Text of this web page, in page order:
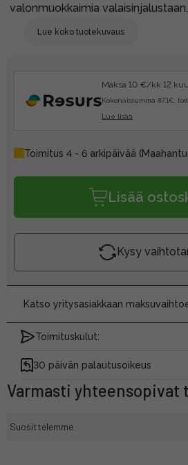
valonmuokkaimia
Lue koko tuotekuvaus
Maksa 10 €/kk 12
Kokonaissumma 87.1€,
Lue lisää
Toimitus 4 - 6 arkipäivää
Lisää
Kysy
Katso yritysasiakkaan
Toimituskulut:
30 päivän palautusoikeus
Varmasti yhteensopivat